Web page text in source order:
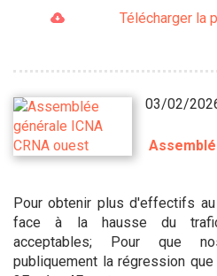
Télécharger la
03/02/
Pour obtenir plus d'effectifs
face à la hausse du
acceptables; Pour que
publiquement la régression